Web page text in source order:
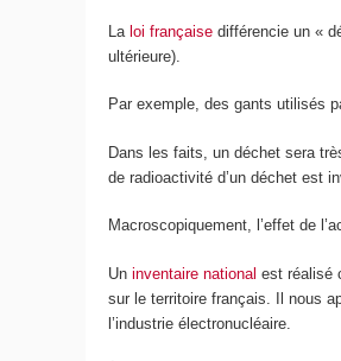
Laloi française différencie un «
ultérieure).
Par exemple, des gants utilisés
Dans les faits, un déchet sera
de radioactivité d’un déchet est
Macroscopiquement, l’effet de
Uninventaire national est réalisé
sur le territoire français. Il nous
l’industrie électronucléaire.